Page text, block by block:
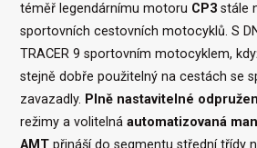
téměř legendárnímu motoru CP3 stále
sportovních cestovních motocyklů. S
TRACER 9 sportovním motocyklem,
stejně dobře použitelný na cestách se
zavazadly. Plně nastavitelné
režimy a volitelná automatizovaná